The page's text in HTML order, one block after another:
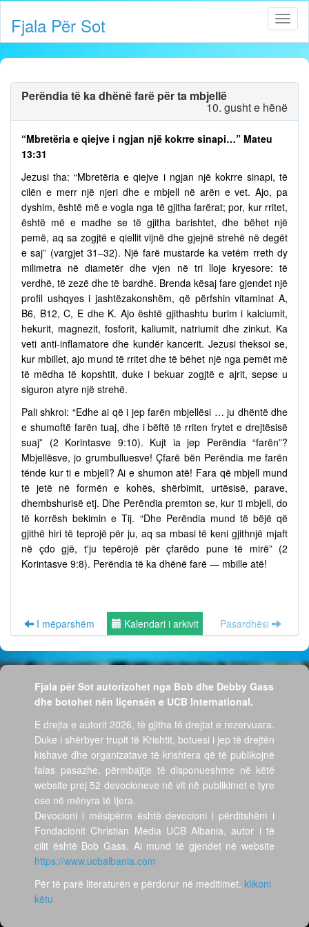
Fjala Për Sot
Perëndia të ka dhënë farë për ta mbjellë
10. gusht e hënë
“Mbretëria e qiejve i ngjan një kokrre sinapi…” Mateu
13:31
Jezusi tha: “Mbretëria e qiejve i ngjan një kokrre sinapi, të
cilën e merr një njeri dhe e mbjell në arën e vet. Ajo, pa
dyshim, është më e vogla nga të gjitha farërat; por, kur rritet,
është më e madhe se të gjitha barishtet, dhe bëhet një
pemë, aq sa zogjtë e qiellit vijnë dhe gjejnë strehë në degët
e saj” (vargjet 31–32). Një farë mustarde ka vetëm rreth dy
milimetra në diametër dhe vjen në tri lloje kryesore: të
verdhë, të zezë dhe të bardhë. Brenda kësaj fare gjendet një
profil ushqyes i jashtëzakonshëm, që përfshin vitaminat A,
B6, B12, C, E dhe K. Ajo është gjithashtu burim i kalciumit,
hekurit, magnezit, fosforit, kaliumit, natriumit dhe zinkut. Ka
veti anti-inflamatore dhe kundër kancerit. Jezusi theksoi se,
kur mbillet, ajo mund të rritet dhe të bëhet një nga pemët më
të mëdha të kopshtit, duke i bekuar zogjtë e ajrit, sepse u
siguron atyre një strehë.
Pali shkroi: “Edhe ai që i jep farën mbjellësi … ju dhëntë dhe
e shumoftë farën tuaj, dhe i bëftë të rriten frytet e drejtësisë
suaj” (2 Korintasve 9:10). Kujt ia jep Perëndia “farën”?
Mbjellësve, jo grumbulluesve! Çfarë bën Perëndia me farën
tënde kur ti e mbjell? Ai e shumon atë! Fara që mbjell mund
të jetë në formën e kohës, shërbimit, urtësisë, parave,
dhembshurisë etj. Dhe Perëndia premton se, kur ti mbjell, do
të korrësh bekimin e Tij. “Dhe Perëndia mund të bëjë që
gjithë hiri të teprojë për ju, aq sa mbasi të keni gjithnjë mjaft
në çdo gjë, t'ju tepërojë për çfarëdo pune të mirë” (2
Korintasve 9:8). Perëndia të ka dhënë farë — mbille atë!
I mëparshëm Kalendari i arkivit Pasardhësi
Fjala për Sot autorizohet nga Bob dhe Debby Gass
dhe botohet nën liçensën e UCB International.
E drejta e autorit 2026, të gjitha të drejtat e rezervuara.
Duke i shërbyer trupit të Krishtit, botuesi i jep të drejtën
kishave dhe organizatave të krishtera që të publikojnë
falas pasazhe, përmbajtje të disponueshme në këtë
website prej 52 devocioneve në vit në publikimet e tyre
ose në mënyra të tjera.
Devocioni i mësipërm është devocioni i përditshëm i
Fondacionit Christian Media UCB Albania, autor i të
cilit është Bob Gass. Ai mund të gjendet në website
https://www.ucbalbania.com
Për të parë literaturën e përdorur në meditimet, klikoni
këtu